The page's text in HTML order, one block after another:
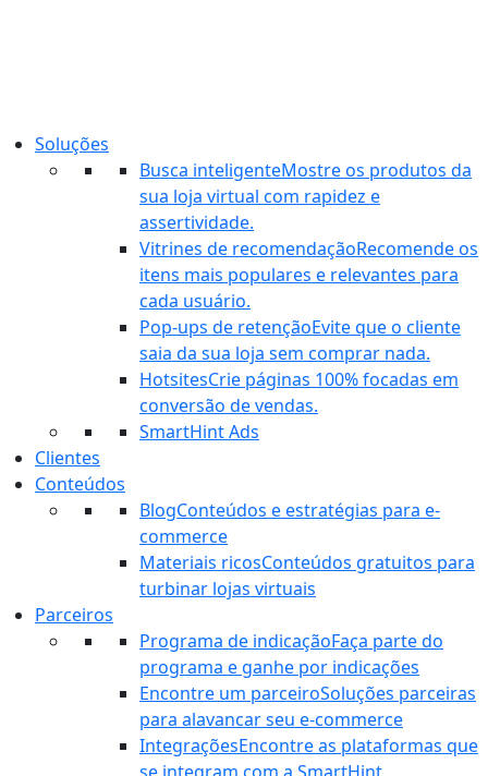
Soluções
Busca inteligenteMostre os produtos da
sua loja virtual com rapidez e
assertividade.
Vitrines de recomendaçãoRecomende os
itens mais populares e relevantes para
cada usuário.
Pop-ups de retençãoEvite que o cliente
saia da sua loja sem comprar nada.
HotsitesCrie páginas 100% focadas em
conversão de vendas.
SmartHint Ads
Clientes
Conteúdos
BlogConteúdos e estratégias para e-
commerce
Materiais ricosConteúdos gratuitos para
turbinar lojas virtuais
Parceiros
Programa de indicaçãoFaça parte do
programa e ganhe por indicações
Encontre um parceiroSoluções parceiras
para alavancar seu e-commerce
IntegraçõesEncontre as plataformas que